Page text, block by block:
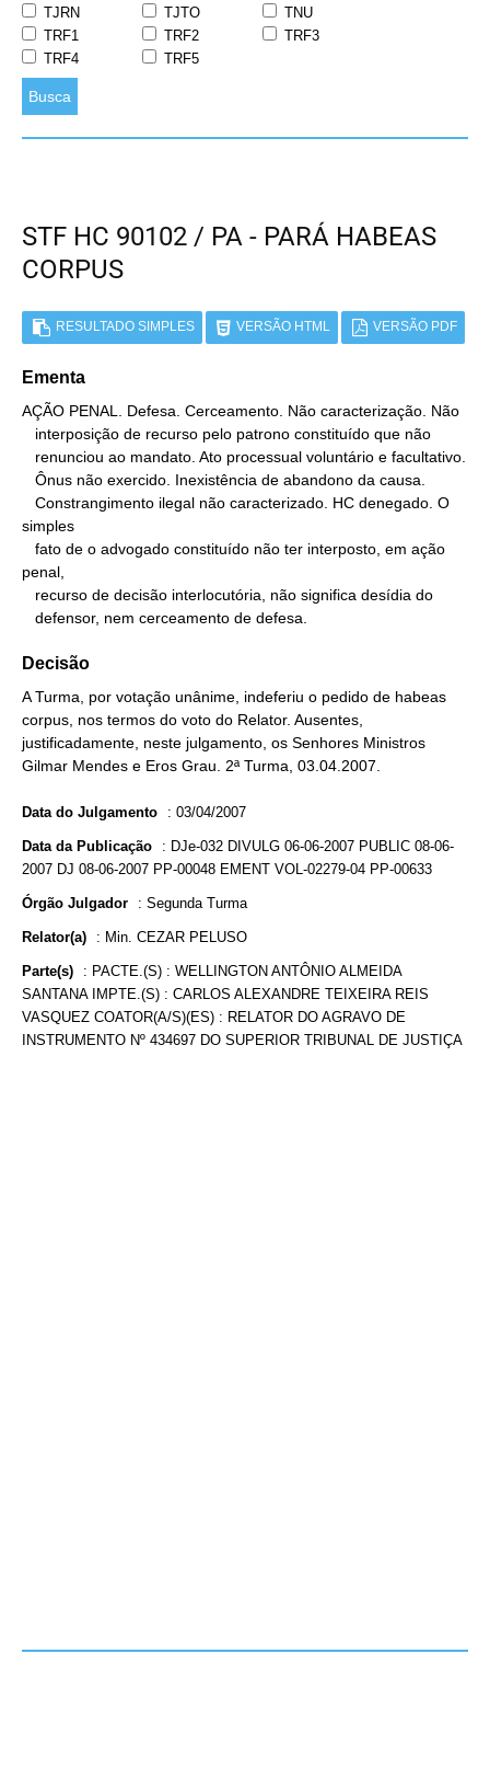
TJRN
TJTO
TNU
TRF1
TRF2
TRF3
TRF4
TRF5
Busca
STF HC 90102 / PA - PARÁ HABEAS
CORPUS
RESULTADO SIMPLES VERSÃO HTML VERSÃO PDF
Ementa
AÇÃO PENAL. Defesa. Cerceamento. Não caracterização. Não
simples
penal,
   defensor, nem cerceamento de defesa.
Decisão
A Turma, por votação unânime, indeferiu o pedido de habeas
corpus, nos termos do voto do Relator. Ausentes,
justificadamente, neste julgamento, os Senhores Ministros
Gilmar Mendes e Eros Grau. 2ª Turma, 03.04.2007.
Data do Julgamento : 03/04/2007
Data da Publicação : DJe-032 DIVULG 06-06-2007 PUBLIC 08-06-
2007 DJ 08-06-2007 PP-00048 EMENT VOL-02279-04 PP-00633
Órgão Julgador : Segunda Turma
Relator(a) : Min. CEZAR PELUSO
Parte(s) : PACTE.(S) : WELLINGTON ANTÔNIO ALMEIDA
SANTANA IMPTE.(S) : CARLOS ALEXANDRE TEIXEIRA REIS
VASQUEZ COATOR(A/S)(ES) : RELATOR DO AGRAVO DE
INSTRUMENTO Nº 434697 DO SUPERIOR TRIBUNAL DE JUSTIÇA